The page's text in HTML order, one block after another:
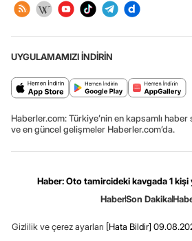
UYGULAMAMIZI İNDİRİN
Haberler.com: Türkiye’nin en kapsamlı
ve en güncel gelişmeler Haberler.com’da.
Haber: Oto tamircideki kavgada 1 kişi
HaberSon Dakika
Gizlilik ve çerez ayarları [Hata Bildir]